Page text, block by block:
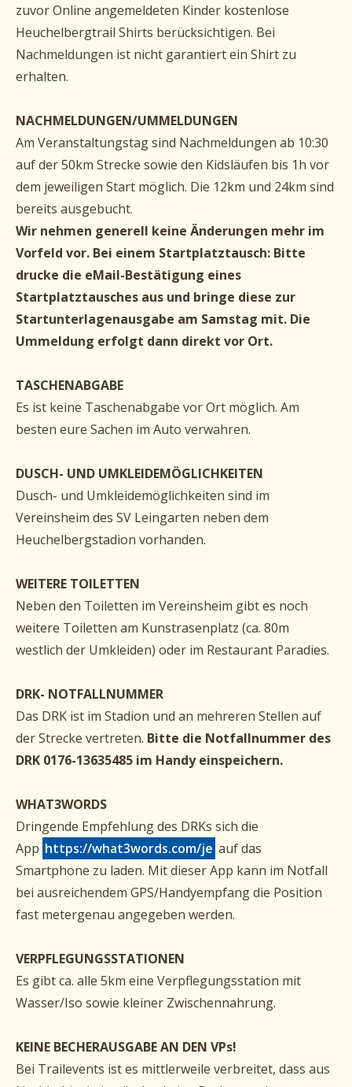
zuvor Online angemeldeten Kinder kostenlose
Heuchelbergtrail Shirts berücksichtigen. Bei
Nachmeldungen ist nicht garantiert ein Shirt zu
erhalten.
NACHMELDUNGEN/UMMELDUNGEN
Am Veranstaltungstag sind Nachmeldungen ab 10:30
auf der 50km Strecke sowie den Kidsläufen bis 1h vor
dem jeweiligen Start möglich. Die 12km und 24km sind
bereits ausgebucht.
Wir nehmen generell keine Änderungen mehr im
Vorfeld vor. Bei einem Startplatztausch: Bitte
drucke die eMail-Bestätigung eines
Startplatztausches aus und bringe diese zur
Startunterlagenausgabe am Samstag mit. Die
Ummeldung erfolgt dann direkt vor Ort.
TASCHENABGABE
Es ist keine Taschenabgabe vor Ort möglich. Am
besten eure Sachen im Auto verwahren.
DUSCH- UND UMKLEIDEMÖGLICHKEITEN
Dusch- und Umkleidemöglichkeiten sind im
Vereinsheim des SV Leingarten neben dem
Heuchelbergstadion vorhanden.
WEITERE TOILETTEN
Neben den Toiletten im Vereinsheim gibt es noch
weitere Toiletten am Kunstrasenplatz (ca. 80m
westlich der Umkleiden) oder im Restaurant Paradies.
DRK- NOTFALLNUMMER
Das DRK ist im Stadion und an mehreren Stellen auf
der Strecke vertreten. Bitte die Notfallnummer des
DRK 0176-13635485 im Handy einspeichern.
WHAT3WORDS
Dringende Empfehlung des DRKs sich die
App https://what3words.com/je auf das
Smartphone zu laden. Mit dieser App kann im Notfall
bei ausreichendem GPS/Handyempfang die Position
fast metergenau angegeben werden.
VERPFLEGUNGSSTATIONEN
Es gibt ca. alle 5km eine Verpflegungsstation mit
Wasser/Iso sowie kleiner Zwischennahrung.
KEINE BECHERAUSGABE AN DEN VPs!
Bei Trailevents ist es mittlerweile verbreitet, dass aus